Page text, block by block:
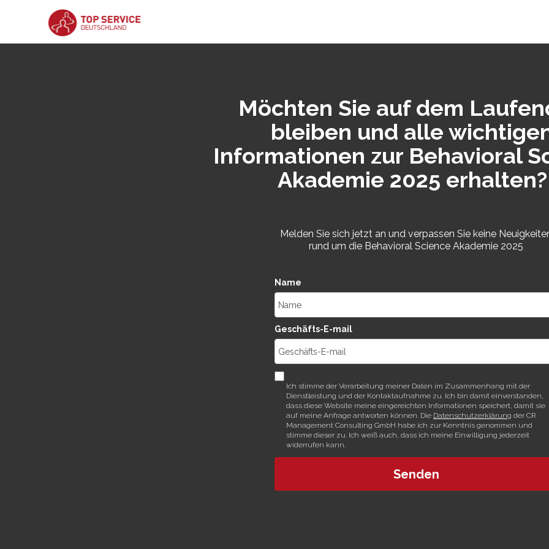
Name
Geschäfts-E-mail
Ich stimme der Verarbeitung meiner Daten im Zusammenhang mit der
Dienstleistung und der Kontaktaufnahme zu. Ich bin damit einverstanden,
dass diese Website meine eingereichten Informationen speichert, damit sie
auf meine Anfrage antworten können. Die Datenschutzerklärung der CR
Management Consulting GmbH habe ich zur Kenntnis genommen und
stimme dieser zu. Ich weiß auch, dass ich meine Einwilligung jederzeit
widerrufen kann.
Senden
Melden Sie sich jetzt an und verpassen Sie keine
rund um die Behavioral Science Akademie 2025
Möchten Sie auf dem
bleiben und alle
Informationen zur Behavioral
Akademie 2025 erhalten?